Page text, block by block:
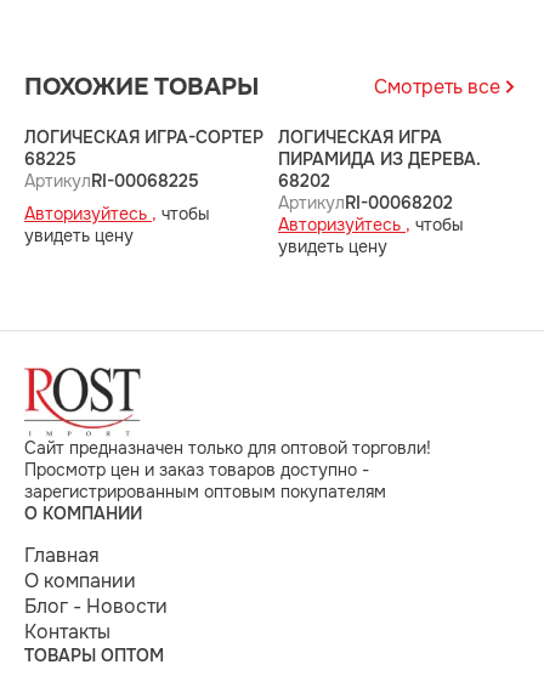
ПОХОЖИЕ ТОВАРЫ Смотреть все
ЛОГИЧЕСКАЯ ИГРА-СОРТЕР
68225
АртикулRI-00068225
Авторизуйтесь , чтобы
увидеть цену
ЛОГИЧЕСКАЯ ИГРА
ПИРАМИДА ИЗ ДЕРЕВА.
68202
АртикулRI-00068202
Авторизуйтесь , чтобы
увидеть цену
Сайт предназначен только для оптовой торговли!
Просмотр цен и заказ товаров доступно -
зарегистрированным оптовым покупателям
О КОМПАНИИ
Главная
О компании
Блог - Новости
Контакты
ТОВАРЫ ОПТОМ